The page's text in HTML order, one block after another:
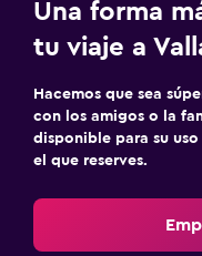
Una forma
tu viaje a
Hacemos que sea
con los amigos o la
disponible para su
el que reserves.